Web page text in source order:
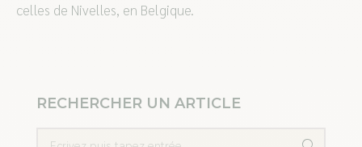
celles de Nivelles, en Belgique.
RECHERCHER UN ARTICLE
Recherche